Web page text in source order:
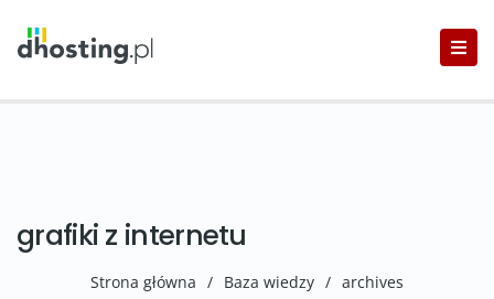
grafiki z internetu
Strona główna / Baza wiedzy / archives